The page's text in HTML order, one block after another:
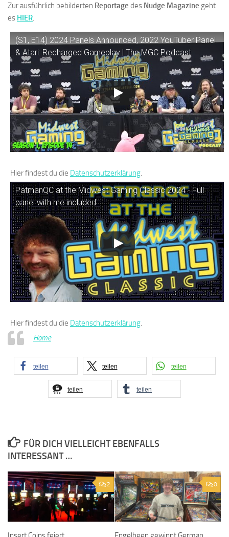
Zur ausführlich bebilderten Reportage des Nudge Magazine geht
es HIER.
(S1, E14) 2024 Panels Announced, 2022 YouTuber Panel
& Atari: Recharged Gameplay | The MGC Podcast
Hier findest du die Datenschutzerklärung.
PatmanQC at the Midwest Gaming Classic 2024 - Full
panel with me included
Hier findest du die Datenschutzerklärung.
Home
teilen teilen teilen
teilen teilen
FÜR DICH VIELLEICHT EBENFALLS
INTERESSANT …
2 0